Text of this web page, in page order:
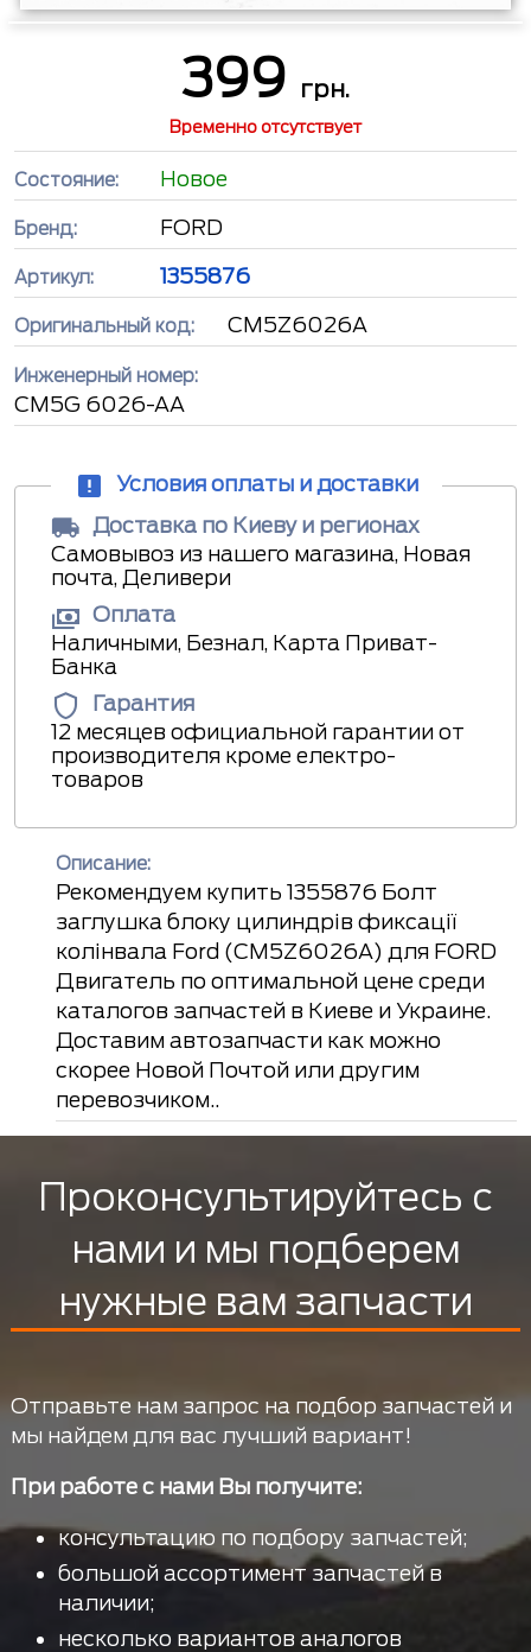
399 грн.
Временно отсутствует
Состояние: Новое
Бренд: FORD
Артикул: 1355876
Оригинальный код: CM5Z6026A
Инженерный номер:
CM5G 6026-AA
Условия оплаты и доставки
Доставка по Киеву и регионах
Самовывоз из нашего магазина, Новая
почта, Деливери
Оплата
Наличными, Безнал, Карта Приват-
Банка
Гарантия
12 месяцев официальной гарантии от
производителя кроме електро-
товаров
Описание:
Рекомендуем купить 1355876 Болт
заглушка блоку цилиндрів фиксації
колінвала Ford (CM5Z6026A) для FORD
Двигатель по оптимальной цене среди
каталогов запчастей в Киеве и Украине.
Доставим автозапчасти как можно
скорее Новой Почтой или другим
перевозчиком..
Проконсультируйтесь с
нами и мы подберем
нужные вам запчасти
Отправьте нам запрос на подбор запчастей и
мы найдем для вас лучший вариант!
При работе с нами Вы получите:
консультацию по подбору запчастей;
большой ассортимент запчастей в
наличии;
несколько вариантов аналогов